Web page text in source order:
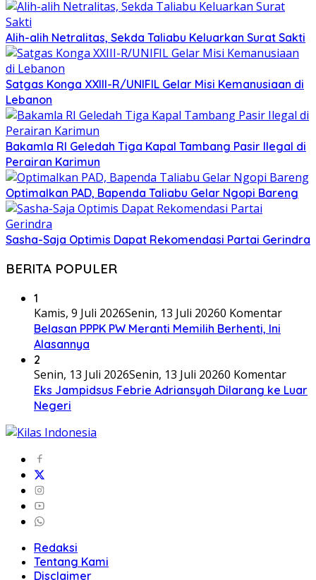
Alih-alih Netralitas, Sekda Taliabu Keluarkan Surat Sakti
Satgas Konga XXIII-R/UNIFIL Gelar Misi Kemanusiaan di
Lebanon
Bakamla RI Geledah Tiga Kapal Tambang Pasir Ilegal di
Perairan Karimun
Optimalkan PAD, Bapenda Taliabu Gelar Ngopi Bareng
Sasha-Saja Optimis Dapat Rekomendasi Partai Gerindra
BERITA POPULER
1
Kamis, 9 Juli 2026Senin, 13 Juli 20260 Komentar
Belasan PPPK PW Meranti Memilih Berhenti, Ini
Alasannya
2
Senin, 13 Juli 2026Senin, 13 Juli 20260 Komentar
Eks Jampidsus Febrie Adriansyah Dilarang ke Luar
Negeri
Redaksi
Tentang Kami
Disclaimer